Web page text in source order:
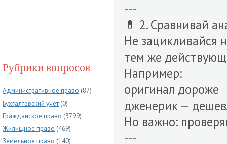
Рубрики вопросов
Административное право (87)
Бухгалтерский учет (0)
Гражданское право (3799)
Жилищное право (469)
Земельное право (140)
---
💊 2. Сравнивай
Не зацикливайся
тем же
Например:
оригинал дороже
дженерик —
Но важно:
---